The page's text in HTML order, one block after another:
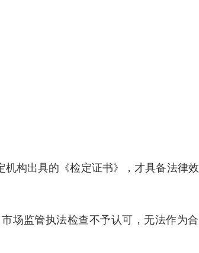
构出具的《检定证书》，才具备法律
场监管执法检查不予认可，无法作为